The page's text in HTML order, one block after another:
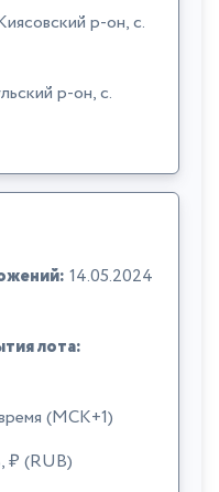
р-он, с.
р-он, с.
14.05.2024
лота:
(МСК+1)
₽ (RUB)